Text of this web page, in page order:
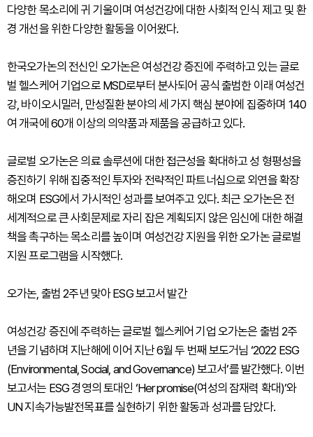
다양한 목소리에 귀 기울이며 여성건강에 대한 사회적 인식 제고 및 환
경 개선을 위한 다양한 활동을 이어왔다.
한국오가논의 전신인 오가논은 여성건강 증진에 주력하고 있는 글로
벌 헬스케어 기업으로 MSD로부터 분사되어 공식 출범한 이래 여성건
강, 바이오시밀러, 만성질환 분야의 세 가지 핵심 분야에 집중하며 140
여 개국에 60개 이상의 의약품과 제품을 공급하고 있다.
글로벌 오가논은 의료 솔루션에 대한 접근성을 확대하고 성 형평성을
증진하기 위해 집중적인 투자와 전략적인 파트너십으로 외연을 확장
해오며 ESG에서 가시적인 성과를 보여주고 있다. 최근 오가논은 전
세계적으로 큰 사회문제로 자리 잡은 계획되지 않은 임신에 대한 해결
책을 촉구하는 목소리를 높이며 여성건강 지원을 위한 오가논 글로벌
지원 프로그램을 시작했다.
오가논, 출범 2주년 맞아 ESG 보고서 발간
여성건강 증진에 주력하는 글로벌 헬스케어 기업 오가논은 출범 2주
년을 기념하며 지난해에 이어 지난 6월 두 번째 보도거님 ‘2022 ESG
(Environmental, Social, and Governance) 보고서’를 발간했다. 이번
보고서는 ESG 경영의 토대인 ‘Her promise(여성의 잠재력 확대)’와
UN 지속가능발전목표를 실현하기 위한 활동과 성과를 담았다.